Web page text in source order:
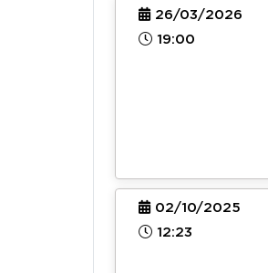
26/03/2026
19:00
02/10/2025
12:23